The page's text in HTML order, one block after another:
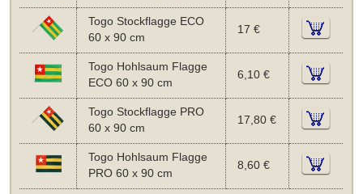
Togo Stockflagge ECO
60 x 90 cm
17 €
Togo Hohlsaum Flagge
ECO 60 x 90 cm
6,10 €
Togo Stockflagge PRO
60 x 90 cm
17,80 €
Togo Hohlsaum Flagge
PRO 60 x 90 cm
8,60 €